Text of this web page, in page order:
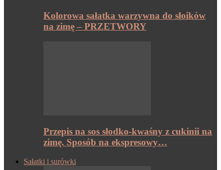
Kolorowa sałatka warzywna do słoików
na zimę – PRZETWORY
Przepis na sos słodko-kwaśny z cukinii na
zimę. Sposób na ekspresowy…
Sałatki i surówki